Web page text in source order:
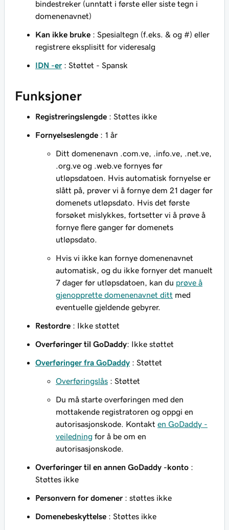
bindestreker (unntatt i første eller siste tegn i
domenenavnet)
Kan ikke bruke : Spesialtegn (f.eks. & og #) eller
registrere eksplisitt for videresalg
IDN -er : Støttet - Spansk
Funksjoner
Registreringslengde : Støttes ikke
Fornyelseslengde : 1 år
Ditt domenenavn .com.ve, .info.ve, .net.ve,
.org.ve og .web.ve fornyes før
utløpsdatoen. Hvis automatisk fornyelse er
slått på, prøver vi å fornye dem 21 dager før
domenets utløpsdato. Hvis det første
forsøket mislykkes, fortsetter vi å prøve å
fornye flere ganger før domenets
utløpsdato.
Hvis vi ikke kan fornye domenenavnet
automatisk, og du ikke fornyer det manuelt
7 dager før utløpsdatoen, kan du prøve å
gjenopprette domenenavnet ditt med
eventuelle gjeldende gebyrer.
Restordre : Ikke støttet
Overføringer til GoDaddy: Ikke støttet
Overføringer fra GoDaddy : Støttet
Overføringslås : Støttet
Du må starte overføringen med den
mottakende registratoren og oppgi en
autorisasjonskode. Kontakt en GoDaddy -
veiledning for å be om en
autorisasjonskode.
Overføringer til en annen GoDaddy -konto :
Støttes ikke
Personvern for domener : støttes ikke
Domenebeskyttelse : Støttes ikke